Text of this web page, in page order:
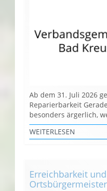
Ab dem 31. Juli 2026
Reparierbarkeit
besonders ärgerlich,
WEITERLESEN
Erreichbarkeit